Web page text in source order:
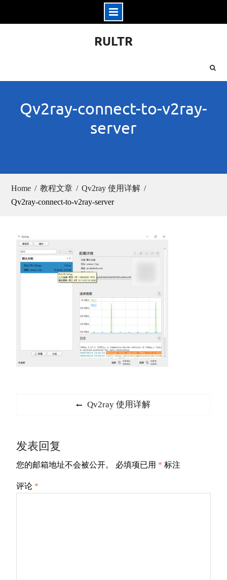
RULTR
Qv2ray-connect-to-v2ray-
server
Home 教程文章
Qv2ray 使用详解
Qv2ray-connect-to-v2ray-server
航
Previous
Qv2ray 使用详解
发表回复
您的邮箱地址不会被公开。 必填项已用 * 标注
评论 *